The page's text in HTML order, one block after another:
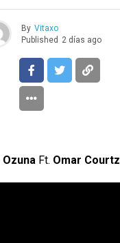
By Vitaxo
Published 2 días ago
Ozuna Ft. Omar Courtz